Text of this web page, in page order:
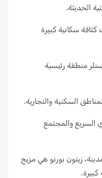
الحديثة.
سكانية كبيرة
منطقة رئيسية
السكنية والتجارية.
السريع والمجتمع
زيتون بورنو هي مزيج